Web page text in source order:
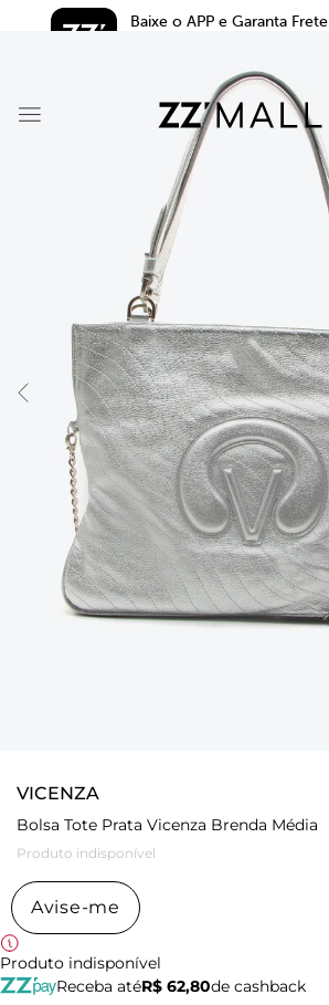
Baixe o APP e Garanta Frete
VICENZA
Bolsa Tote Prata Vicenza Brenda Média
Produto indisponível
Avise-me
Produto indisponível
Receba atéR$ 62,80de cashback